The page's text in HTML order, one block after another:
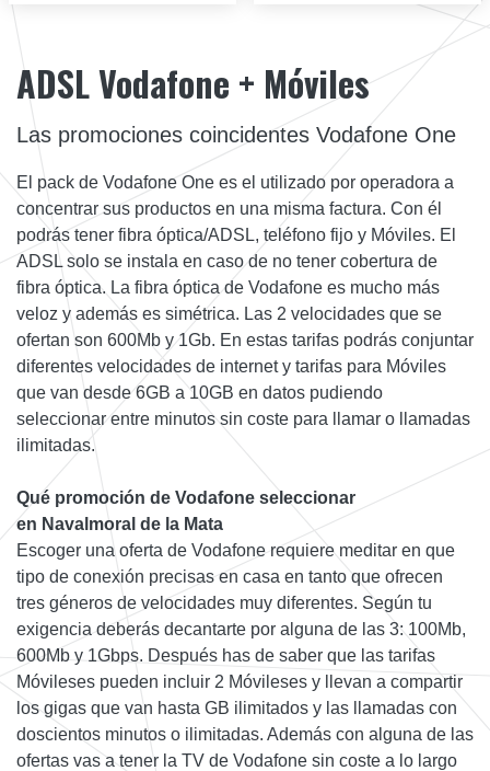
ADSL Vodafone + Móviles
Las promociones coincidentes Vodafone One
El pack de Vodafone One es el utilizado por operadora a
concentrar sus productos en una misma factura. Con él
podrás tener fibra óptica/ADSL, teléfono fijo y Móviles. El
ADSL solo se instala en caso de no tener cobertura de
fibra óptica. La fibra óptica de Vodafone es mucho más
veloz y además es simétrica. Las 2 velocidades que se
ofertan son 600Mb y 1Gb. En estas tarifas podrás conjuntar
diferentes velocidades de internet y tarifas para Móviles
que van desde 6GB a 10GB en datos pudiendo
seleccionar entre minutos sin coste para llamar o llamadas
ilimitadas.
Qué promoción de Vodafone seleccionar
en Navalmoral de la Mata
Escoger una oferta de Vodafone requiere meditar en que
tipo de conexión precisas en casa en tanto que ofrecen
tres géneros de velocidades muy diferentes. Según tu
exigencia deberás decantarte por alguna de las 3: 100Mb,
600Mb y 1Gbps. Después has de saber que las tarifas
Móvileses pueden incluir 2 Móvileses y llevan a compartir
los gigas que van hasta GB ilimitados y las llamadas con
doscientos minutos o ilimitadas. Además con alguna de las
ofertas vas a tener la TV de Vodafone sin coste a lo largo